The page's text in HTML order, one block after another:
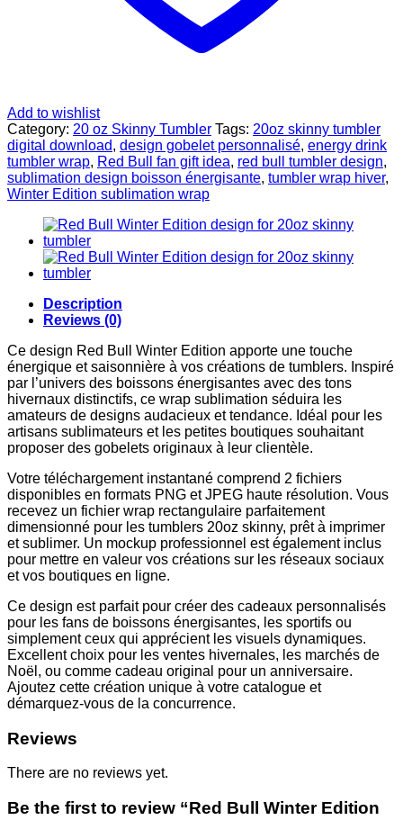
Add to wishlist
Category: 20 oz Skinny Tumbler Tags: 20oz skinny tumbler
digital download, design gobelet personnalisé, energy drink
tumbler wrap, Red Bull fan gift idea, red bull tumbler design,
sublimation design boisson énergisante, tumbler wrap hiver,
Winter Edition sublimation wrap
Description
Reviews (0)
Ce design Red Bull Winter Edition apporte une touche
énergique et saisonnière à vos créations de tumblers. Inspiré
par l’univers des boissons énergisantes avec des tons
hivernaux distinctifs, ce wrap sublimation séduira les
amateurs de designs audacieux et tendance. Idéal pour les
artisans sublimateurs et les petites boutiques souhaitant
proposer des gobelets originaux à leur clientèle.
Votre téléchargement instantané comprend 2 fichiers
disponibles en formats PNG et JPEG haute résolution. Vous
recevez un fichier wrap rectangulaire parfaitement
dimensionné pour les tumblers 20oz skinny, prêt à imprimer
et sublimer. Un mockup professionnel est également inclus
pour mettre en valeur vos créations sur les réseaux sociaux
et vos boutiques en ligne.
Ce design est parfait pour créer des cadeaux personnalisés
pour les fans de boissons énergisantes, les sportifs ou
simplement ceux qui apprécient les visuels dynamiques.
Excellent choix pour les ventes hivernales, les marchés de
Noël, ou comme cadeau original pour un anniversaire.
Ajoutez cette création unique à votre catalogue et
démarquez-vous de la concurrence.
Reviews
There are no reviews yet.
Be the first to review “Red Bull Winter Edition